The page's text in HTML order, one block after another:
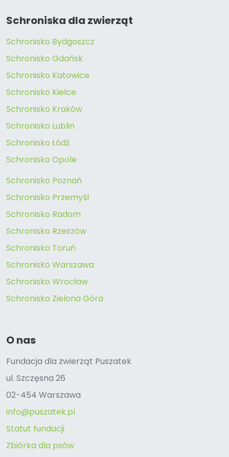
Schroniska dla zwierząt
Schronisko Bydgoszcz
Schronisko Gdańsk
Schronisko Katowice
Schronisko Kielce
Schronisko Kraków
Schronisko Lublin
Schronisko Łódź
Schronisko Opole
Schronisko Poznań
Schronisko Przemyśl
Schronisko Radom
Schronisko Rzeszów
Schronisko Toruń
Schronisko Warszawa
Schronisko Wrocław
Schronisko Zielona Góra
O nas
Fundacja dla zwierząt Puszatek
ul. Szczęsna 26
02-454 Warszawa
info@puszatek.pl
Statut fundacji
Zbiórka dla psów